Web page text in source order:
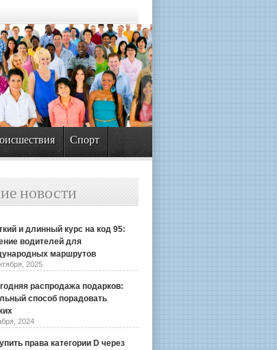
Спорт
новости
и длинный курс на код 95:
водителей для
маршрутов
2025
распродажа подарков:
способ порадовать
2024
права категории D через